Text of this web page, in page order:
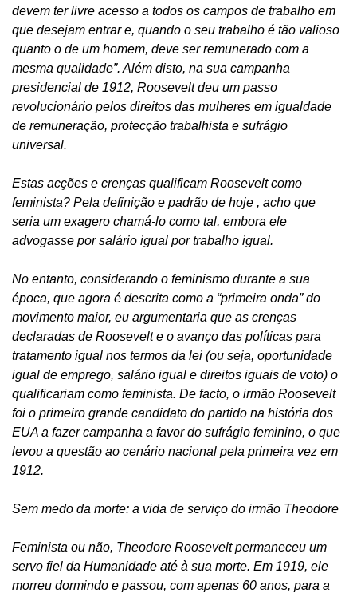
devem ter livre acesso a todos os campos de trabalho em
que desejam entrar e, quando o seu trabalho é tão valioso
quanto o de um homem, deve ser remunerado com a
mesma qualidade”. Além disto, na sua campanha
presidencial de 1912, Roosevelt deu um passo
revolucionário pelos direitos das mulheres em igualdade
de remuneração, protecção trabalhista e sufrágio
universal.
Estas acções e crenças qualificam Roosevelt como
feminista? Pela definição e padrão de hoje , acho que
seria um exagero chamá-lo como tal, embora ele
advogasse por salário igual por trabalho igual.
No entanto, considerando o feminismo durante a sua
época, que agora é descrita como a “primeira onda” do
movimento maior, eu argumentaria que as crenças
declaradas de Roosevelt e o avanço das políticas para
tratamento igual nos termos da lei (ou seja, oportunidade
igual de emprego, salário igual e direitos iguais de voto) o
qualificariam como feminista. De facto, o irmão Roosevelt
foi o primeiro grande candidato do partido na história dos
EUA a fazer campanha a favor do sufrágio feminino, o que
levou a questão ao cenário nacional pela primeira vez em
1912.
Sem medo da morte: a vida de serviço do irmão Theodore
Feminista ou não, Theodore Roosevelt permaneceu um
servo fiel da Humanidade até à sua morte. Em 1919, ele
morreu dormindo e passou, com apenas 60 anos, para a